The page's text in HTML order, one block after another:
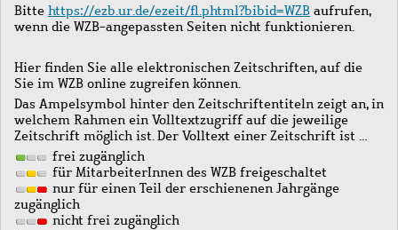
Bitte https://ezb.ur.de/ezeit/fl.phtml?bibid=WZB aufrufen,
wenn die WZB-angepassten Seiten nicht funktionieren.
Hier finden Sie alle elektronischen Zeitschriften, auf die
Sie im WZB online zugreifen können.
Das Ampelsymbol hinter den Zeitschriftentiteln zeigt an, in
welchem Rahmen ein Volltextzugriff auf die jeweilige
Zeitschrift möglich ist. Der Volltext einer Zeitschrift ist …
frei zugänglich
für MitarbeiterInnen des WZB freigeschaltet
nur für einen Teil der erschienenen Jahrgänge
zugänglich
nicht frei zugänglich